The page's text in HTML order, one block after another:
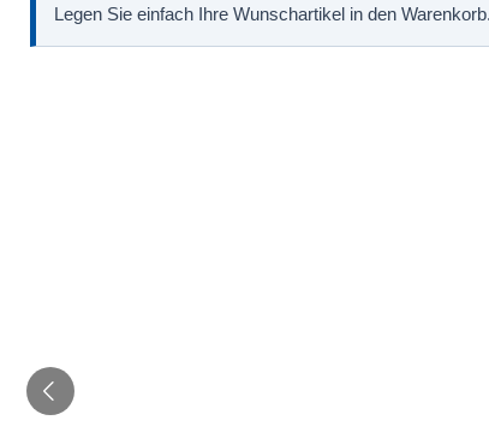
Legen Sie einfach Ihre Wunschartikel in den